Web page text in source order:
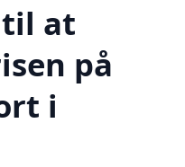
til at
på
i